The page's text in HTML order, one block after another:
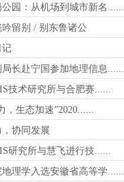
园：从机场到城市新名......
留别 / 别东鲁诸公
记
长赴宁国参加地理信息......
技术研究所与合肥赛......
，生态加速”2020......
协同发展
研究所与慧飞进行技......
理学入选安徽省高等学......